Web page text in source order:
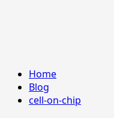
Home
Blog
cell-on-chip